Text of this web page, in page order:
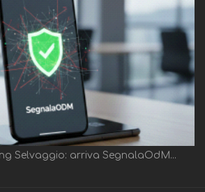
Selvaggio: arriva SegnalaOdM...